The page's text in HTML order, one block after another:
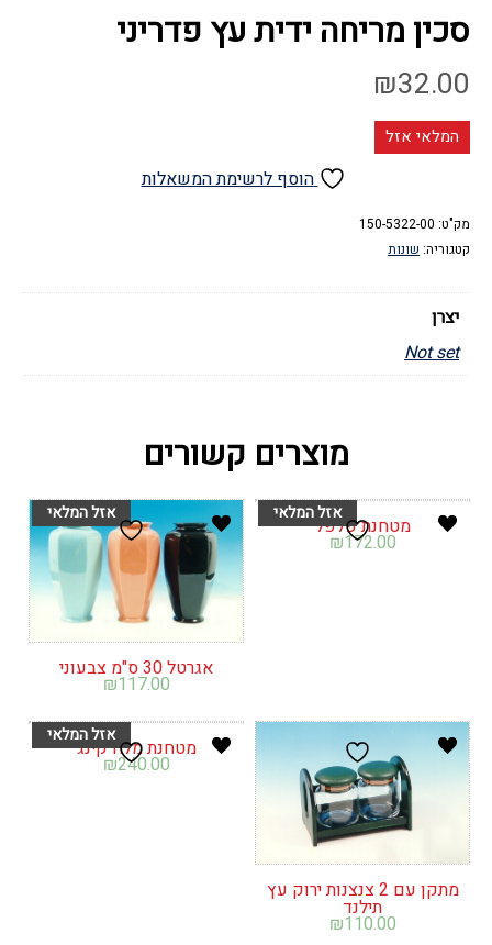
סכין מריחה ידית עץ פדריני
₪32.00
המלאי אזל
הוסף לרשימת המשאלות
מק"ט: 150-5322-00
קטגוריה: שונות
יצרן
Not set
מוצרים קשורים
מטחנת פלפל
₪172.00
אגרטל 30 ס"מ צבעוני
₪117.00
מתקן עם 2 צנצנות ירוק עץ
תילנד
₪110.00
מטחנת מלח קינג
₪240.00